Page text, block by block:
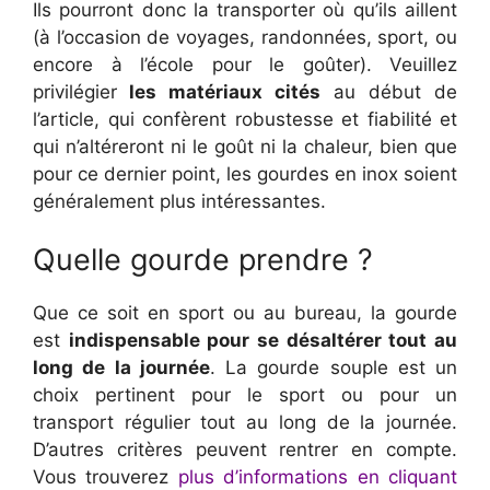
Ils pourront donc la transporter où qu’ils aillent
(à l’occasion de voyages, randonnées, sport, ou
encore à l’école pour le goûter). Veuillez
privilégier les matériaux cités au début de
l’article, qui confèrent robustesse et fiabilité et
qui n’altéreront ni le goût ni la chaleur, bien que
pour ce dernier point, les gourdes en inox soient
généralement plus intéressantes.
Quelle gourde prendre ?
Que ce soit en sport ou au bureau, la gourde
est indispensable pour se désaltérer tout au
long de la journée. La gourde souple est un
choix pertinent pour le sport ou pour un
transport régulier tout au long de la journée.
D’autres critères peuvent rentrer en compte.
Vous trouverez plus d’informations en cliquant